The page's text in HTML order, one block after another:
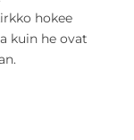
hokee
kuin he ovat